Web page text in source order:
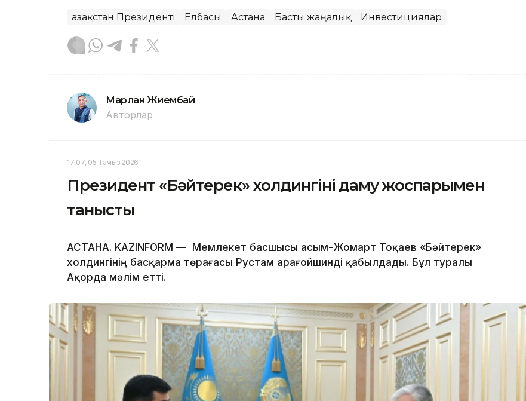
Қазақстан Президенті Елбасы Астана Басты жаңалық Инвестициялар
Марлан Жиембай
Авторлар
17:07, 05 Тамыз 2026
Президент «Бәйтерек» холдингінің даму жоспарымен
танысты
АСТАНА. KAZINFORM — Мемлекет басшысы Қасым-Жомарт Тоқаев «Бәйтерек»
холдингінің басқарма төрағасы Рустам Қарағойшинді қабылдады. Бұл туралы
Ақорда мәлім етті.